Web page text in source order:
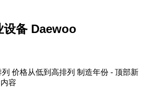
设备 Daewoo
价格从低到高排列 制造年份 - 顶部新
容